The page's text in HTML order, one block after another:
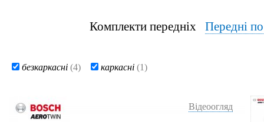
Комплекти передніх Передні
безкаркасні (4) каркасні (1)
Відеоогляд